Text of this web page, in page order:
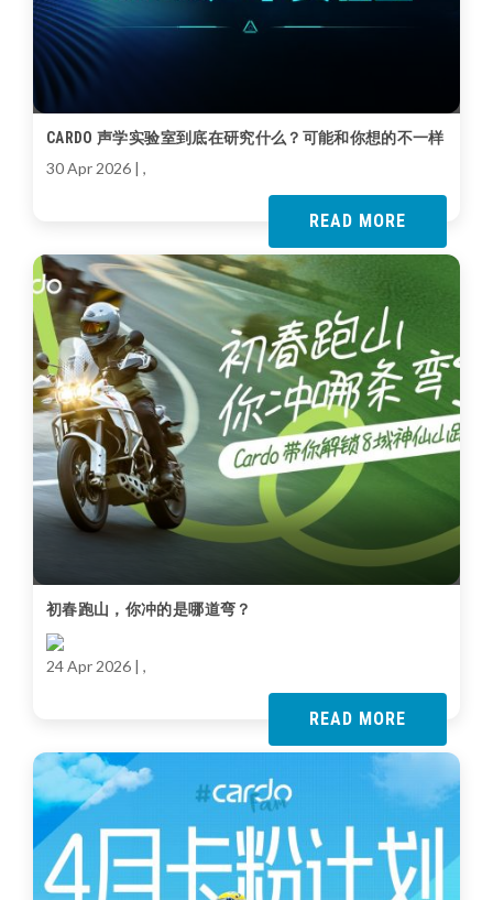
CARDO 声学实验室到底在研究什么？可能和你想的不一样
30 Apr 2026 | ,
READ MORE
初春跑山，你冲的是哪道弯？
24 Apr 2026 | ,
READ MORE